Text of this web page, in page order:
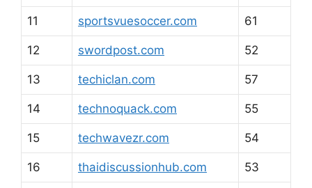
11 sportsvuesoccer.com 61
12 swordpost.com 52
13 techiclan.com 57
14 technoquack.com 55
15 techwavezr.com 54
16 thaidiscussionhub.com 53